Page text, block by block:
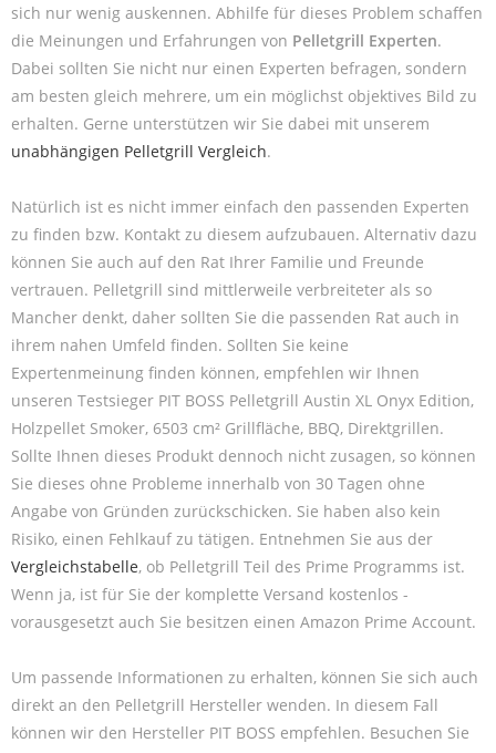
sich nur wenig auskennen. Abhilfe für dieses Problem schaffen
die Meinungen und Erfahrungen von Pelletgrill Experten.
Dabei sollten Sie nicht nur einen Experten befragen, sondern
am besten gleich mehrere, um ein möglichst objektives Bild zu
erhalten. Gerne unterstützen wir Sie dabei mit unserem
unabhängigen Pelletgrill Vergleich.
Natürlich ist es nicht immer einfach den passenden Experten
zu finden bzw. Kontakt zu diesem aufzubauen. Alternativ dazu
können Sie auch auf den Rat Ihrer Familie und Freunde
vertrauen. Pelletgrill sind mittlerweile verbreiteter als so
Mancher denkt, daher sollten Sie die passenden Rat auch in
ihrem nahen Umfeld finden. Sollten Sie keine
Expertenmeinung finden können, empfehlen wir Ihnen
unseren Testsieger PIT BOSS Pelletgrill Austin XL Onyx Edition,
Holzpellet Smoker, 6503 cm² Grillfläche, BBQ, Direktgrillen.
Sollte Ihnen dieses Produkt dennoch nicht zusagen, so können
Sie dieses ohne Probleme innerhalb von 30 Tagen ohne
Angabe von Gründen zurückschicken. Sie haben also kein
Risiko, einen Fehlkauf zu tätigen. Entnehmen Sie aus der
Vergleichstabelle, ob Pelletgrill Teil des Prime Programms ist.
Wenn ja, ist für Sie der komplette Versand kostenlos -
vorausgesetzt auch Sie besitzen einen Amazon Prime Account.
Um passende Informationen zu erhalten, können Sie sich auch
direkt an den Pelletgrill Hersteller wenden. In diesem Fall
können wir den Hersteller PIT BOSS empfehlen. Besuchen Sie